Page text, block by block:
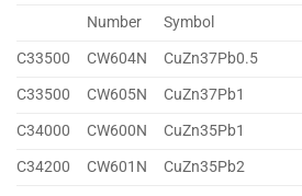
Number Symbol
C33500
CW604N CuZn37Pb0.5
C33500
CW605N CuZn37Pb1
C34000
CW600N CuZn35Pb1
C34200
CW601N CuZn35Pb2